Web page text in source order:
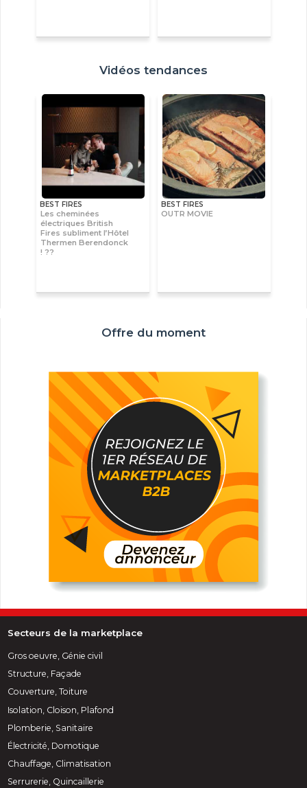
Vidéos tendances
BEST FIRES
Les cheminées
électriques British
Fires subliment l’Hôtel
Thermen Berendonck
! ??
BEST FIRES
OUTR MOVIE
Offre du moment
Secteurs de la marketplace
Gros oeuvre, Génie civil
Structure, Façade
Couverture, Toiture
Isolation, Cloison, Plafond
Plomberie, Sanitaire
Électricité, Domotique
Chauffage, Climatisation
Serrurerie, Quincaillerie